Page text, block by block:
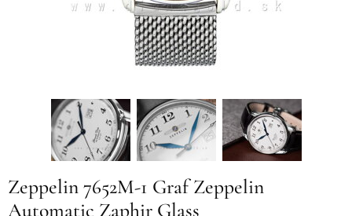
Zeppelin 7652M-1 Graf Zeppelin
Automatic Zaphir Glass